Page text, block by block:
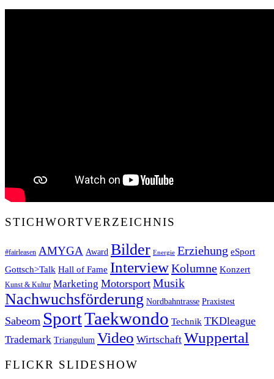
STICHWORTVERZEICHNIS
#fairleasen AMYGA Award Bilder Energie Erziehung eSport
Gottsch>Talk Hall of Fame InterviewKolumne Konzert
Kunst & Kultur Marketing Motorsport Musik
Nachwuchsförderung Nordbahntrasse Praxistest
Sabeom SportTaekwondo Technik TKDleague
Trademark Triangulum Video Wirtschaft Wuppertal
FLICKR SLIDESHOW